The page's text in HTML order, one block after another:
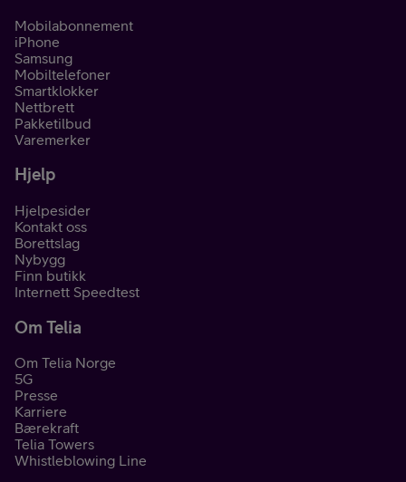
Mobilabonnement
iPhone
Samsung
Mobiltelefoner
Smartklokker
Nettbrett
Pakketilbud
Varemerker
Hjelp
Hjelpesider
Kontakt oss
Borettslag
Nybygg
Finn butikk
Internett Speedtest
Om Telia
Om Telia Norge
5G
Presse
Karriere
Bærekraft
Telia Towers
Whistleblowing Line